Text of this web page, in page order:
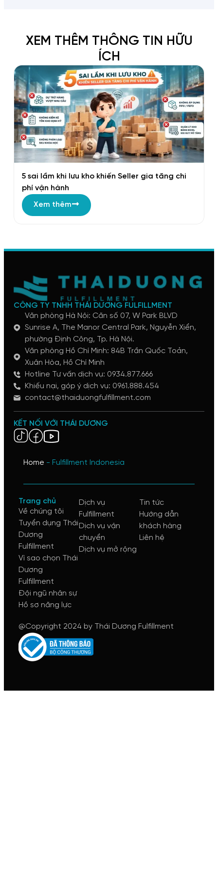
XEM THÊM THÔNG TIN HỮU
ÍCH
5 sai lầm khi lưu kho khiến Seller gia tăng chi
phí vận hành
Xem thêm
CÔNG TY TNHH THÁI DƯƠNG FULFILLMENT
Văn phòng Hà Nội: Căn số 07, W Park BLVD
Sunrise A, The Manor Central Park, Nguyễn Xiển,
phường Định Công, Tp. Hà Nội.
Văn phòng Hồ Chí Minh: 84B Trần Quốc Toản,
Xuân Hòa, Hồ Chí Minh
Hotline Tư vấn dịch vụ: 0934.877.666
Khiếu nại, góp ý dịch vụ: 0961.888.454
contact@thaiduongfulfillment.com
KẾT NỐI VỚI THÁI DƯƠNG
Home - Fulfillment Indonesia
Trang chủ
Về chúng tôi
Tuyển dụng Thái
Dương
Fulfillment
Vì sao chọn Thái
Dương
Fulfillment
Đội ngũ nhân sự
Hồ sơ năng lực
Dịch vụ
Fulfillment
Dịch vụ vận
chuyển
Dịch vụ mở rộng
Tin tức
Hướng dẫn
khách hàng
Liên hệ
@Copyright 2024 by Thái Dương Fulfillment